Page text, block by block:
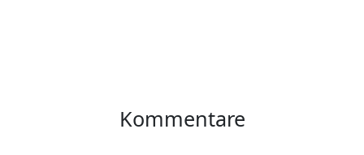
Kommentare